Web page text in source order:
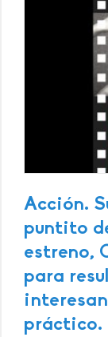
Acción.
puntito
estreno,
para
práctico.